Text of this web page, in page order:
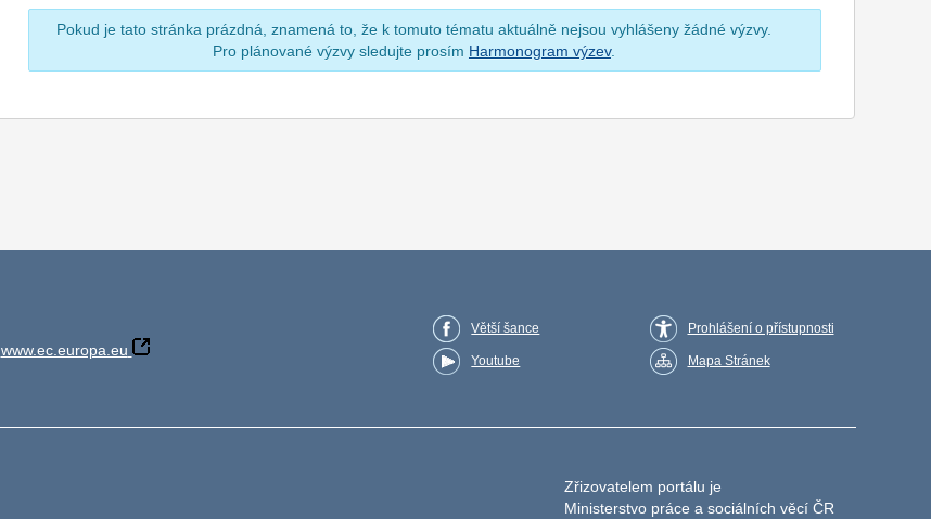
Pokud je tato stránka prázdná, znamená to, že k tomuto tématu aktuálně nejsou vyhlášeny žádné výzvy.
Pro plánované výzvy sledujte prosím Harmonogram výzev.
www.ec.europa.eu
Větší šance
Youtube
Prohlášení o přístupnosti
Mapa Stránek
Zřizovatelem portálu je
Ministerstvo práce a sociálních věcí ČR